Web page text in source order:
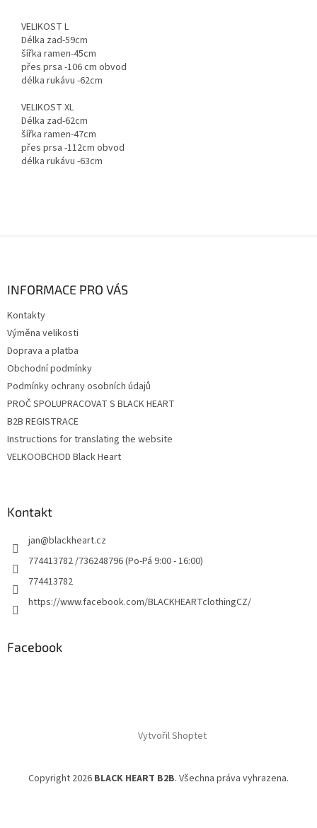
VELIKOST L
Délka zad-59cm
šířka ramen-45cm
přes prsa -106 cm obvod
délka rukávu -62cm
VELIKOST XL
Délka zad-62cm
šířka ramen-47cm
přes prsa -112cm obvod
délka rukávu -63cm
INFORMACE PRO VÁS
Kontakty
Výměna velikosti
Doprava a platba
Obchodní podmínky
Podmínky ochrany osobních údajů
PROČ SPOLUPRACOVAT S BLACK HEART
B2B REGISTRACE
Instructions for translating the website
VELKOOBCHOD Black Heart
Kontakt
jan@blackheart.cz
774413782 /736248796 (Po-Pá 9:00 - 16:00)
774413782
https://www.facebook.com/BLACKHEARTclothingCZ/
Facebook
Vytvořil Shoptet
Copyright 2026 BLACK HEART B2B. Všechna práva vyhrazena.